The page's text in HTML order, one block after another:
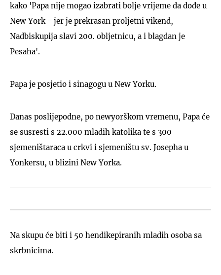
kako 'Papa nije mogao izabrati bolje vrijeme da dođe u
New York - jer je prekrasan proljetni vikend,
Nadbiskupija slavi 200. obljetnicu, a i blagdan je
Pesaha'.
Papa je posjetio i sinagogu u New Yorku.
Danas poslijepodne, po newyorškom vremenu, Papa će
se susresti s 22.000 mladih katolika te s 300
sjemeništaraca u crkvi i sjemeništu sv. Josepha u
Yonkersu, u blizini New Yorka.
Na skupu će biti i 50 hendikepiranih mladih osoba sa
skrbnicima.